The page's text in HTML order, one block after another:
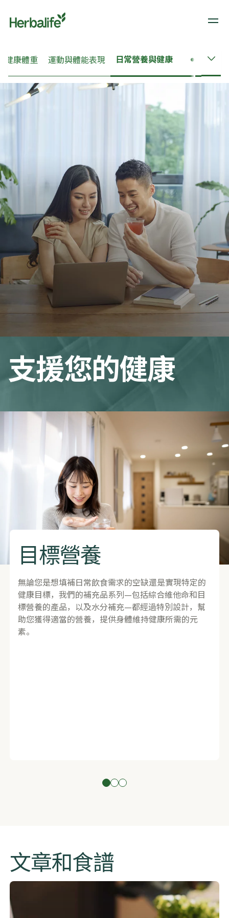
​​健康體重​ ​​運動與體能表現​ 日常營養與健康 皮膚
支援您的健康
目標營養
無論您是想填補日常飲食需求的空缺還是實現特定的
健康目標，我們的補充品系列—包括綜合維他命和目
標營養的產品，以及水分補充—都經過特別設計，幫
助您獲得適當的營養，提供身體維持健康所需的元
素。
文章和食譜